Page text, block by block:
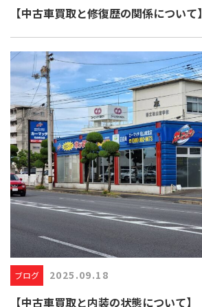
【中古車買取と修復歴の関係について】
ブログ 2025.09.18
【中古車買取と内装の状態について】